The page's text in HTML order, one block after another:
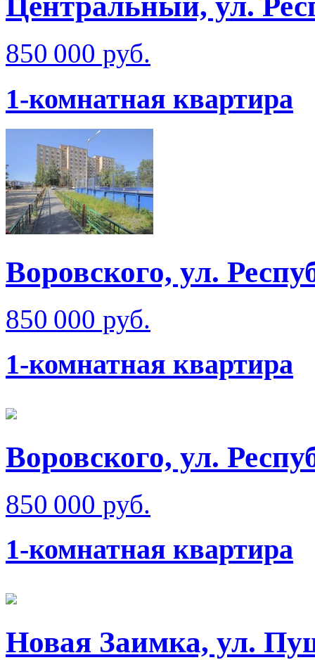
850 000 руб.
1-комнатная квартира
Воровского, ул.
850 000 руб.
1-комнатная квартира
Воровского, ул.
850 000 руб.
1-комнатная квартира
Новая Заимка, ул.